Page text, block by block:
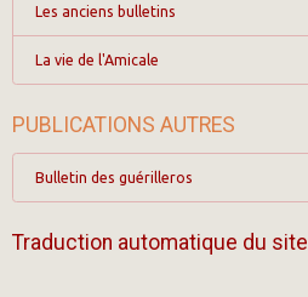
Les anciens bulletins
La vie de l'Amicale
PUBLICATIONS AUTRES
Bulletin des guérilleros
Traduction automatique du site